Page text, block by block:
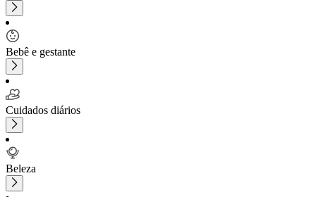
Bebê e gestante
Cuidados diários
Beleza